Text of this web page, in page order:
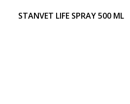
STANVET LIFE SPRAY 500 ML